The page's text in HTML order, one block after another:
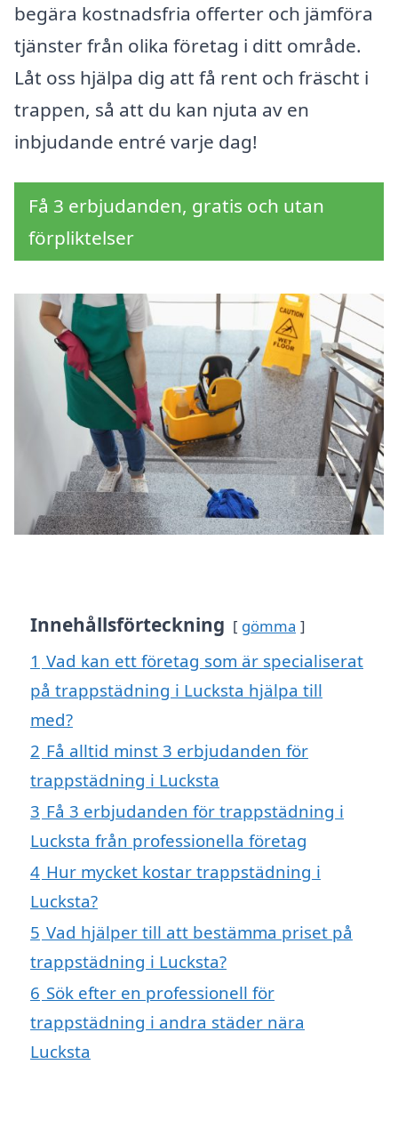
begära kostnadsfria offerter och jämföra
tjänster från olika företag i ditt område.
Låt oss hjälpa dig att få rent och fräscht i
trappen, så att du kan njuta av en
inbjudande entré varje dag!
Få 3 erbjudanden, gratis och utan
förpliktelser
Innehållsförteckning gömma
1 Vad kan ett företag som är specialiserat
på trappstädning i Lucksta hjälpa till
med?
2 Få alltid minst 3 erbjudanden för
trappstädning i Lucksta
3 Få 3 erbjudanden för trappstädning i
Lucksta från professionella företag
4 Hur mycket kostar trappstädning i
Lucksta?
5 Vad hjälper till att bestämma priset på
trappstädning i Lucksta?
6 Sök efter en professionell för
trappstädning i andra städer nära
Lucksta